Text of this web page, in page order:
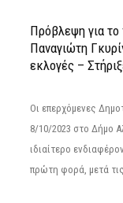
Πρόβλεψη για
Παναγιώτη
εκλογές –
Οι επερχόμενες
8/10/2023 στο Δήμο
ιδιαίτερο
πρώτη φορά, μετά τις